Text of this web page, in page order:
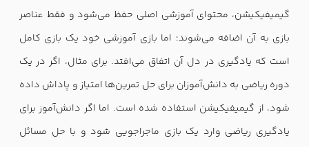
گیمیفیکیشن، محتوای آموزشی اصلی حفظ می‌شود و فقط عناصر
بازی به آن اضافه می‌شوند؛ اما بازی آموزشی خود یک بازی کامل
است که یادگیری در دل آن اتفاق می‌افتد. برای مثال، اگر در یک
دوره ریاضی به دانش‌آموزان برای حل تمرین‌ها امتیاز و پاداش داده
شود، از گیمیفیکیشن استفاده شده است. اما اگر دانش‌آموز برای
یادگیری ریاضی وارد یک بازی ماجراجویی شود و با حل مسائل